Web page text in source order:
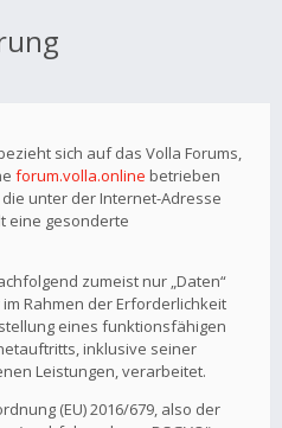
sich auf das Volla Forums,
forum.volla.online betrieben
unter der Internet-Adresse
eine gesonderte
zumeist nur „Daten“
Rahmen der Erforderlichkeit
eines funktionsfähigen
inklusive seiner
Leistungen, verarbeitet.
(EU) 2016/679, also der